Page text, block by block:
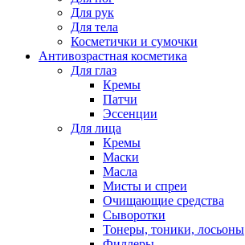
Для рук
Для тела
Косметички и сумочки
Антивозрастная косметика
Для глаз
Кремы
Патчи
Эссенции
Для лица
Кремы
Маски
Масла
Мисты и спреи
Очищающие средства
Сыворотки
Тонеры, тоники, лосьоны